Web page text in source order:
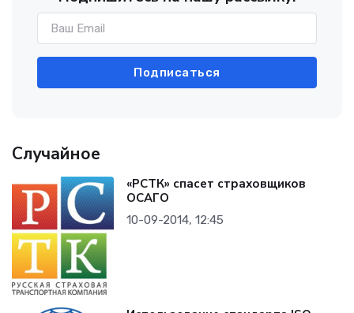
Подписаться
Случайное
«РСТК» спасет страховщиков
ОСАГО
10-09-2014, 12:45